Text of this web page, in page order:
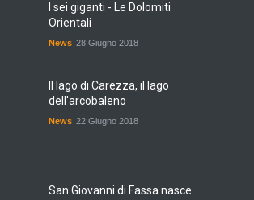
Orientali
News 28 Giugno 2018
dell'arcobaleno
News 22 Giugno 2018
dalla fusione di Vigo e